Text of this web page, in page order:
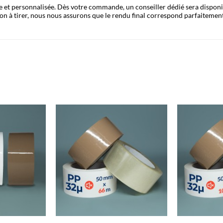
personnalisée. Dès votre commande, un conseiller dédié sera
à tirer, nous nous assurons que le rendu final correspond